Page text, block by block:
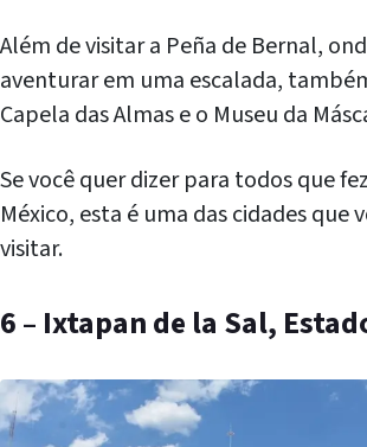
Além de visitar a Peña de Bernal,
aventurar em uma escalada,
Capela das Almas e o Museu da
Se você quer dizer para todos que
México, esta é uma das cidades que
visitar.
6 – Ixtapan de la Sal,